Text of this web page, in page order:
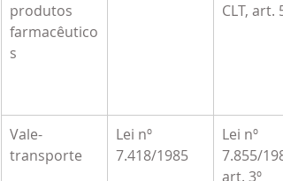
produtos
farmacêutico
s
CLT, art.
Vale-
transporte
Lei nº
7.418/1985
Lei nº
7.855/
art. 3º